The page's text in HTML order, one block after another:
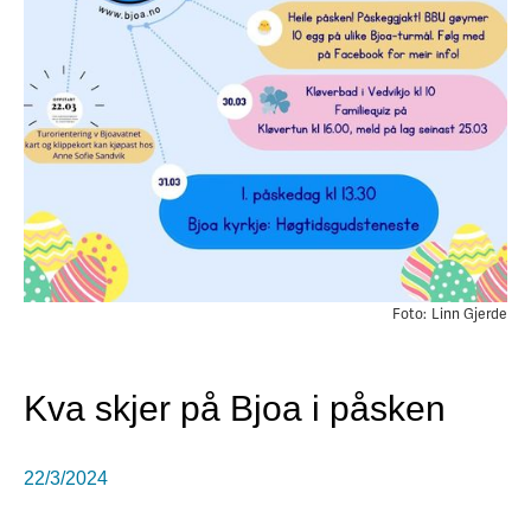
Linn Gjerde
Foto:
Kva skjer på Bjoa i påsken
22/3/2024